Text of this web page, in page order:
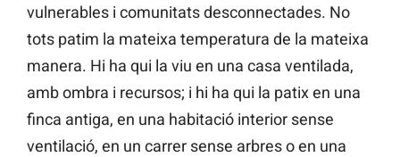
vulnerables i comunitats desconnectades. No
tots patim la mateixa temperatura de la mateixa
manera. Hi ha qui la viu en una casa ventilada,
amb ombra i recursos; i hi ha qui la patix en una
finca antiga, en una habitació interior sense
ventilació, en un carrer sense arbres o en una